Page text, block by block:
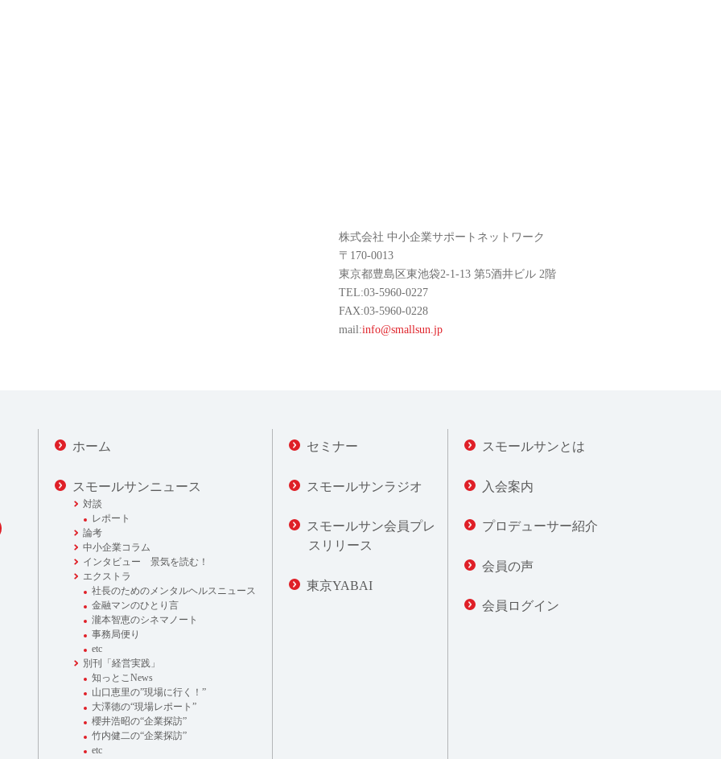
株式会社 中小企業サポートネットワーク
〒170-0013
東京都豊島区東池袋2-1-13 第5酒井ビル 2階
TEL:03-5960-0227
FAX:03-5960-0228
mail:info@smallsun.jp
ホーム
スモールサンニュース
対談
レポート
論考
中小企業コラム
インタビュー 景気を読む！
エクストラ
社長のためのメンタルヘルスニュース
金融マンのひとり言
瀧本智恵のシネマノート
事務局便り
etc
別刊「経営実践」
知っとこNews
山口恵里の”現場に行く！”
大澤徳の“現場レポート”
櫻井浩昭の“企業探訪”
竹内健二の“企業探訪”
etc
セミナー
スモールサンラジオ
スモールサン会員プレ
スリリース
東京YABAI
スモールサンとは
入会案内
プロデューサー紹介
会員の声
会員ログイン